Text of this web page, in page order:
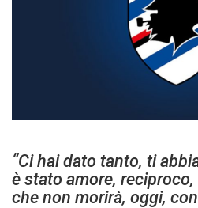
“Ci hai dato tanto, ti
è stato amore,
che non morirà, oggi,